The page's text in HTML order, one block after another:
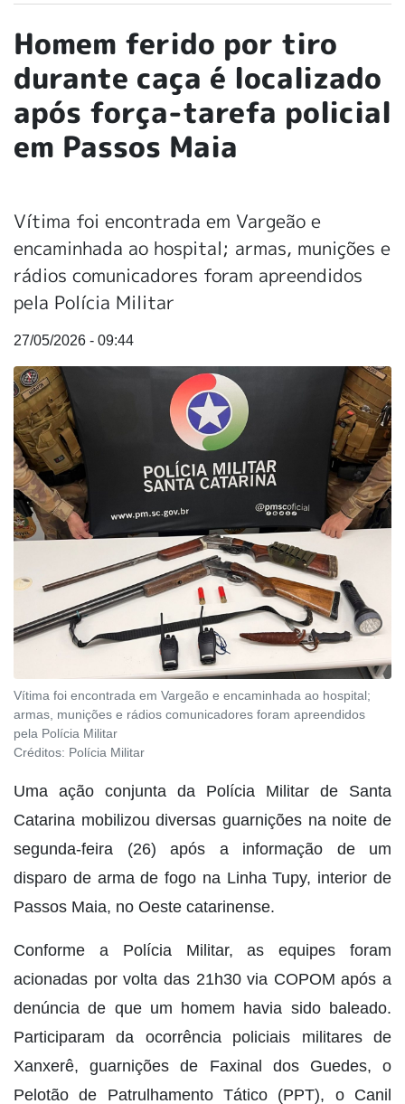
Homem ferido por tiro
durante caça é localizado
após força-tarefa policial
em Passos Maia
Vítima foi encontrada em Vargeão e
encaminhada ao hospital; armas, munições e
rádios comunicadores foram apreendidos
pela Polícia Militar
27/05/2026 - 09:44
Vítima foi encontrada em Vargeão e encaminhada ao hospital;
armas, munições e rádios comunicadores foram apreendidos
pela Polícia Militar
Créditos: Polícia Militar
Uma ação conjunta da Polícia Militar de Santa
Catarina mobilizou diversas guarnições na noite de
segunda-feira (26) após a informação de um
disparo de arma de fogo na Linha Tupy, interior de
Passos Maia, no Oeste catarinense.
Conforme a Polícia Militar, as equipes foram
acionadas por volta das 21h30 via COPOM após a
denúncia de que um homem havia sido baleado.
Participaram da ocorrência policiais militares de
Xanxerê, guarnições de Faxinal dos Guedes, o
Pelotão de Patrulhamento Tático (PPT), o Canil